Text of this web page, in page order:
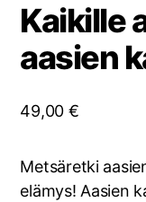
Kaikille
aasien
49,00 €
Metsäretki
elämys! Aasien